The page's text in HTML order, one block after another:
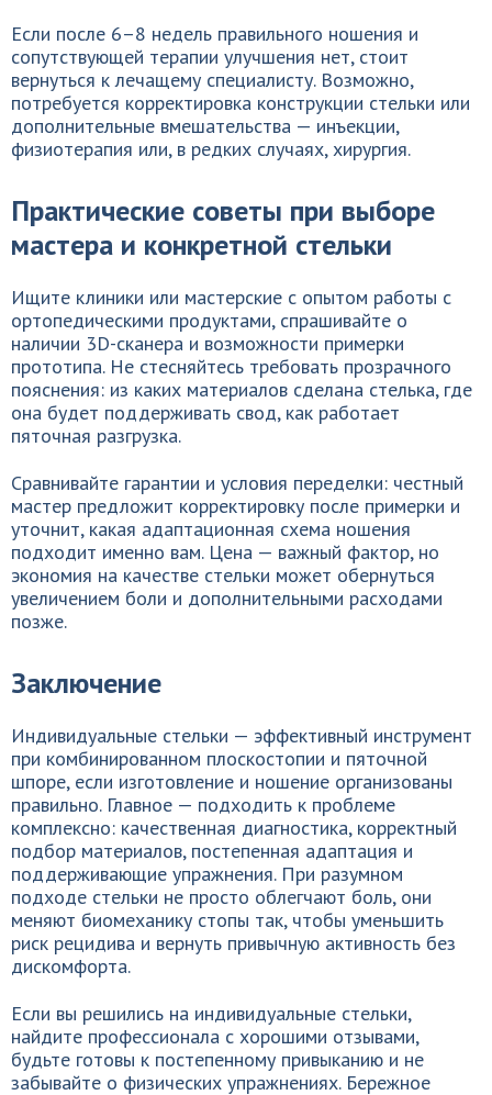
Если после 6–8 недель правильного ношения и
сопутствующей терапии улучшения нет, стоит
вернуться к лечащему специалисту. Возможно,
потребуется корректировка конструкции стельки или
дополнительные вмешательства — инъекции,
физиотерапия или, в редких случаях, хирургия.
Практические советы при выборе
мастера и конкретной стельки
Ищите клиники или мастерские с опытом работы с
ортопедическими продуктами, спрашивайте о
наличии 3D-сканера и возможности примерки
прототипа. Не стесняйтесь требовать прозрачного
пояснения: из каких материалов сделана стелька, где
она будет поддерживать свод, как работает
пяточная разгрузка.
Сравнивайте гарантии и условия переделки: честный
мастер предложит корректировку после примерки и
уточнит, какая адаптационная схема ношения
подходит именно вам. Цена — важный фактор, но
экономия на качестве стельки может обернуться
увеличением боли и дополнительными расходами
позже.
Заключение
Индивидуальные стельки — эффективный инструмент
при комбинированном плоскостопии и пяточной
шпоре, если изготовление и ношение организованы
правильно. Главное — подходить к проблеме
комплексно: качественная диагностика, корректный
подбор материалов, постепенная адаптация и
поддерживающие упражнения. При разумном
подходе стельки не просто облегчают боль, они
меняют биомеханику стопы так, чтобы уменьшить
риск рецидива и вернуть привычную активность без
дискомфорта.
Если вы решились на индивидуальные стельки,
найдите профессионала с хорошими отзывами,
будьте готовы к постепенному привыканию и не
забывайте о физических упражнениях. Бережное